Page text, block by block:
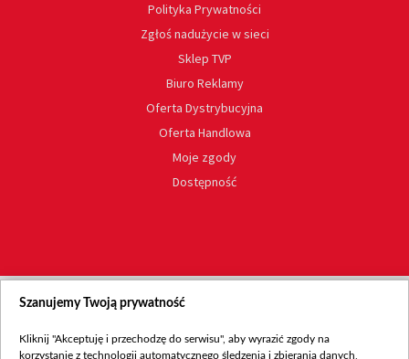
Polityka Prywatności
Zgłoś nadużycie w sieci
Sklep TVP
Biuro Reklamy
Oferta Dystrybucyjna
Oferta Handlowa
Moje zgody
Dostępność
Szanujemy Twoją prywatność
Kliknij "Akceptuję i przechodzę do serwisu", aby wyrazić zgody na
korzystanie z technologii automatycznego śledzenia i zbierania danych,